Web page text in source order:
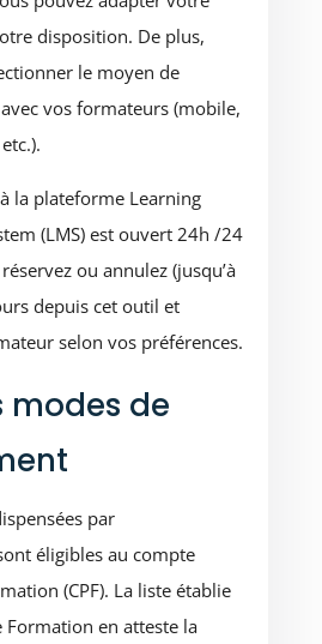
disposition. De plus,
le moyen de
vos formateurs (mobile,
à la plateforme Learning
(LMS) est ouvert 24h /24
ou annulez (jusqu’à
depuis cet outil et
selon vos préférences.
modes de
par
éligibles au compte
(CPF). La liste établie
Formation en atteste la